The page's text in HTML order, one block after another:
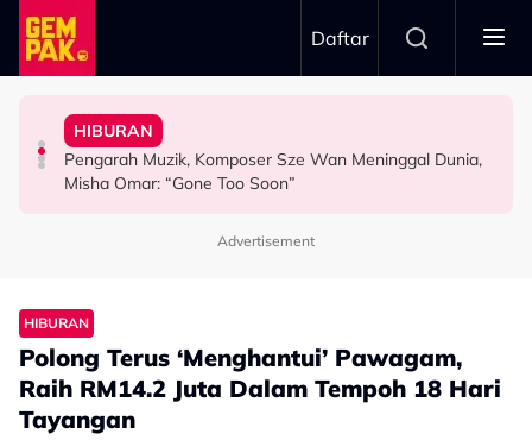
Skip to main content
Daftar
VIRAL
Tular Detik Pilu Di Majlis Pernikahan, Saksi Akad
Meninggal Dunia Sebelum Sempat Sahkan Lafaz
HIBURAN
Pengarah Muzik, Komposer Sze Wan Meninggal Dunia,
Misha Omar: “Gone Too Soon”
SELEBRITI
Stacy Rindu Zaman Persembahan 'All Out', Kongsi
Gelagat Penari Ketika Praktis - "Memang Kena Jeling..."
SELEBRITI
Bukan Penyanyi Ego, Adzrin Adzhar 'Back-Up' Awie -
"Ini Namanya Penyanyi Yang..."
Advertisement
HIBURAN
Polong Terus ‘Menghantui’ Pawagam,
Raih RM14.2 Juta Dalam Tempoh 18 Hari
Tayangan